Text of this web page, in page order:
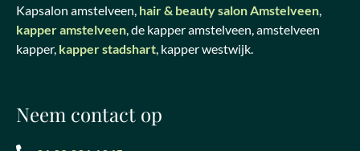
Kapsalon amstelveen, hair & beauty salon Amstelveen,
kapper amstelveen, de kapper amstelveen, amstelveen
kapper, kapper stadshart, kapper westwijk.
Neem contact op